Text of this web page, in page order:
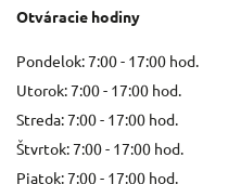
Otváracie hodiny
Pondelok: 7:00 - 17:00 hod.
Utorok: 7:00 - 17:00 hod.
Streda: 7:00 - 17:00 hod.
Štvrtok: 7:00 - 17:00 hod.
Piatok: 7:00 - 17:00 hod.